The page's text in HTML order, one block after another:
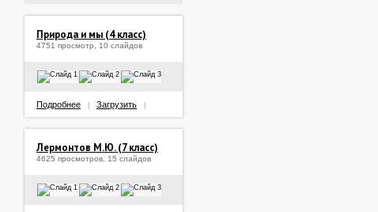
Природа и мы (4 класс)
4751 просмотр, 10 слайдов
Подробнее Загрузить
Лермонтов М.Ю. (7 класс)
4625 просмотров, 15 слайдов